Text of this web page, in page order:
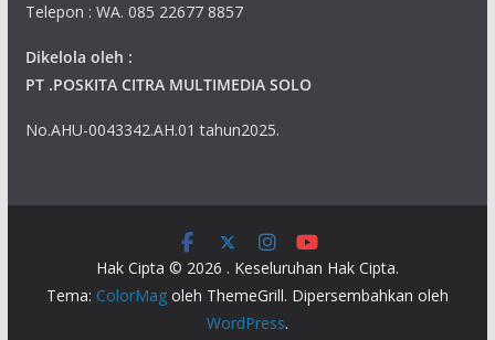
Telepon : WA. 085 22677 8857
Dikelola oleh :
PT .POSKITA CITRA MULTIMEDIA SOLO
No.AHU-0043342.AH.01 tahun2025.
Hak Cipta © 2026 . Keseluruhan Hak Cipta.
Tema: ColorMagoleh ThemeGrill. Dipersembahkan oleh
WordPress.